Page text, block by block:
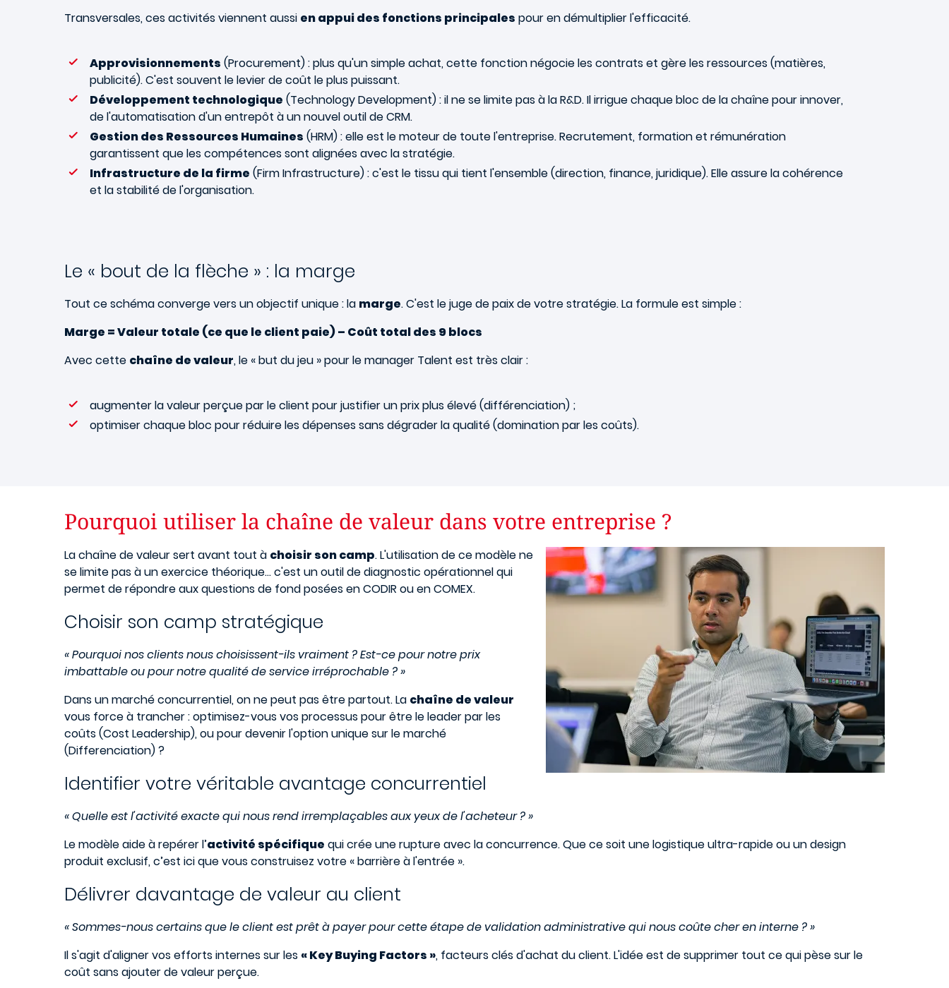
Transversales, ces activités viennent aussi en appui des fonctions principales pour en démultiplier l'efficacité.
Approvisionnements (Procurement) : plus qu'un simple achat, cette fonction négocie les contrats et gère les ressources (matières,
publicité). C'est souvent le levier de coût le plus puissant.
Développement technologique (Technology Development) : il ne se limite pas à la R&D. Il irrigue chaque bloc de la chaîne pour innover,
de l'automatisation d'un entrepôt à un nouvel outil de CRM.
Gestion des Ressources Humaines (HRM) : elle est le moteur de toute l'entreprise. Recrutement, formation et rémunération
garantissent que les compétences sont alignées avec la stratégie.
Infrastructure de la firme (Firm Infrastructure) : c'est le tissu qui tient l'ensemble (direction, finance, juridique). Elle assure la cohérence
et la stabilité de l'organisation.
Le « bout de la flèche » : la marge
Tout ce schéma converge vers un objectif unique : la marge. C'est le juge de paix de votre stratégie. La formule est simple :
Marge = Valeur totale (ce que le client paie) – Coût total des 9 blocs
Avec cette chaîne de valeur, le « but du jeu » pour le manager Talent est très clair :
augmenter la valeur perçue par le client pour justifier un prix plus élevé (différenciation) ;
optimiser chaque bloc pour réduire les dépenses sans dégrader la qualité (domination par les coûts).
Pourquoi utiliser la chaîne de valeur dans votre entreprise ?
Image
La chaîne de valeur sert avant tout à choisir son camp. L'utilisation de ce modèle ne
se limite pas à un exercice théorique… c'est un outil de diagnostic opérationnel qui
permet de répondre aux questions de fond posées en CODIR ou en COMEX.
Choisir son camp stratégique
« Pourquoi nos clients nous choisissent-ils vraiment ? Est-ce pour notre prix
imbattable ou pour notre qualité de service irréprochable ? »
Dans un marché concurrentiel, on ne peut pas être partout. La chaîne de valeur
vous force à trancher : optimisez-vous vos processus pour être le leader par les
coûts (Cost Leadership), ou pour devenir l'option unique sur le marché
(Differenciation) ?
Identifier votre véritable avantage concurrentiel
« Quelle est l'activité exacte qui nous rend irremplaçables aux yeux de l'acheteur ? »
Le modèle aide à repérer l’activité spécifique qui crée une rupture avec la concurrence. Que ce soit une logistique ultra-rapide ou un design
produit exclusif, c’est ici que vous construisez votre « barrière à l'entrée ».
Délivrer davantage de valeur au client
« Sommes-nous certains que le client est prêt à payer pour cette étape de validation administrative qui nous coûte cher en interne ? »
Il s'agit d'aligner vos efforts internes sur les « Key Buying Factors », facteurs clés d'achat du client. L'idée est de supprimer tout ce qui pèse sur le
coût sans ajouter de valeur perçue.